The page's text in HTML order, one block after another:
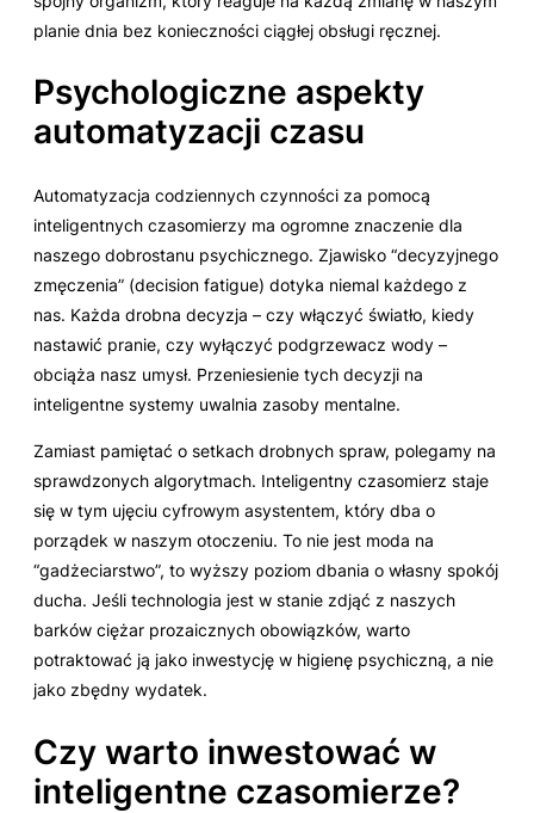
planie dnia bez konieczności ciągłej obsługi ręcznej.
Psychologiczne aspekty
automatyzacji czasu
Automatyzacja codziennych czynności za pomocą
inteligentnych czasomierzy ma ogromne znaczenie dla
naszego dobrostanu psychicznego. Zjawisko “decyzyjnego
zmęczenia” (decision fatigue) dotyka niemal każdego z
nas. Każda drobna decyzja – czy włączyć światło, kiedy
nastawić pranie, czy wyłączyć podgrzewacz wody –
obciąża nasz umysł. Przeniesienie tych decyzji na
inteligentne systemy uwalnia zasoby mentalne.
Zamiast pamiętać o setkach drobnych spraw, polegamy na
sprawdzonych algorytmach. Inteligentny czasomierz staje
się w tym ujęciu cyfrowym asystentem, który dba o
porządek w naszym otoczeniu. To nie jest moda na
“gadżeciarstwo”, to wyższy poziom dbania o własny spokój
ducha. Jeśli technologia jest w stanie zdjąć z naszych
barków ciężar prozaicznych obowiązków, warto
potraktować ją jako inwestycję w higienę psychiczną, a nie
jako zbędny wydatek.
Czy warto inwestować w
inteligentne czasomierze?